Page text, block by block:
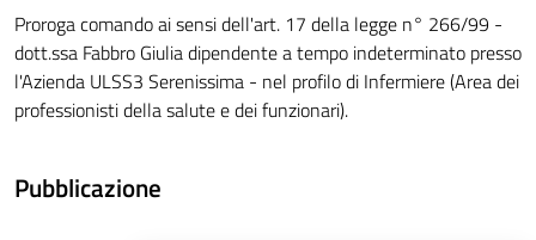
Proroga comando ai sensi dell'art. 17 della legge n° 266/99 -
dott.ssa Fabbro Giulia dipendente a tempo indeterminato presso
l'Azienda ULSS3 Serenissima - nel profilo di Infermiere (Area dei
professionisti della salute e dei funzionari).
Pubblicazione